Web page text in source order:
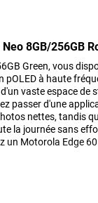
8GB/256GB
Green, vous
à haute
vaste espace de
passer d'une
nettes, tandis
la journée sans
un Motorola Edge